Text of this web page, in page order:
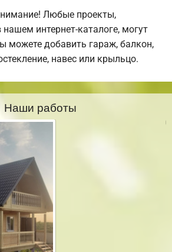
Любые проекты,
интернет-каталоге, могут
можете добавить гараж, балкон,
навес или крыльцо.
Наши работы